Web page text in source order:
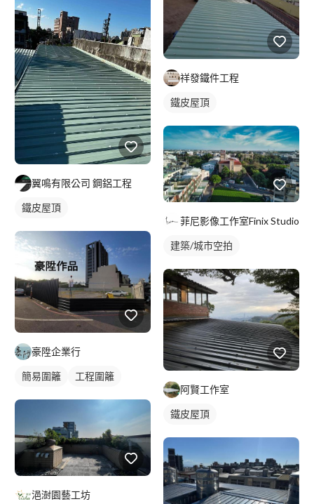
翼鳴有限公司 鋼鋁工程
鐵皮屋頂
豪陞企業行
簡易圍籬 工程圍籬
浥澍園藝工坊
祥發鐵件工程
鐵皮屋頂
菲尼影像工作室Finix Studio
建築/城市空拍
阿賢工作室
鐵皮屋頂